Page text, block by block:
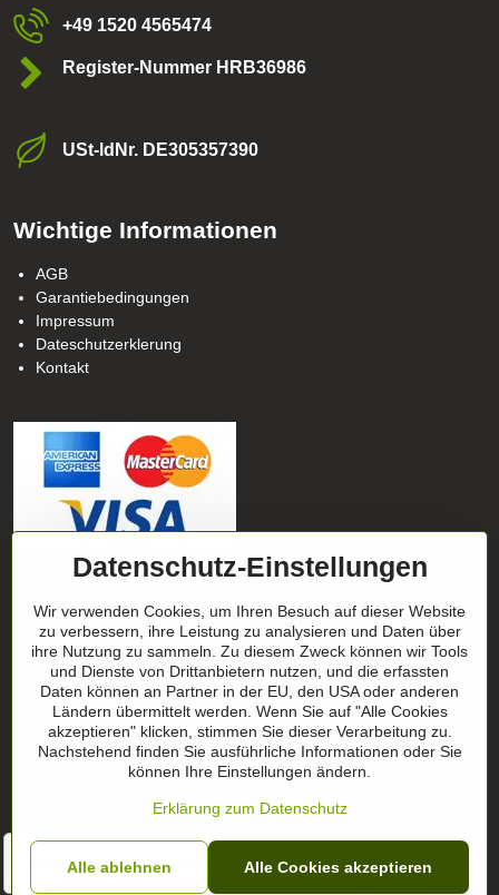
+49 1520 4565474
Register-Nummer HRB36986
USt-ldNr​. DE305357390
Wichtige Informationen
AGB
Garantiebedingungen
Impressum
Dateschutzerklerung
Kontakt
unseren Netzwerken
Facebook Instagram
Geschenktipp
Geschenk-Zertifikate
Urheberrecht
Datenschutz-EinstellungenErklärung zum Datenschutz
Datenschutz-Einstellungen
Wir verwenden Cookies, um Ihren Besuch auf dieser Website
zu verbessern, ihre Leistung zu analysieren und Daten über
ihre Nutzung zu sammeln. Zu diesem Zweck können wir Tools
und Dienste von Drittanbietern nutzen, und die erfassten
Daten können an Partner in der EU, den USA oder anderen
Ländern übermittelt werden. Wenn Sie auf "Alle Cookies
akzeptieren" klicken, stimmen Sie dieser Verarbeitung zu.
Nachstehend finden Sie ausführliche Informationen oder Sie
können Ihre Einstellungen ändern.
Erklärung zum Datenschutz
Alle Cookies akzeptieren
Alle ablehnen
" Ich habe das Produkt in ROT bestellt und bin davon
begeistert. hält sehr gut, passt und ist perfekt für meine